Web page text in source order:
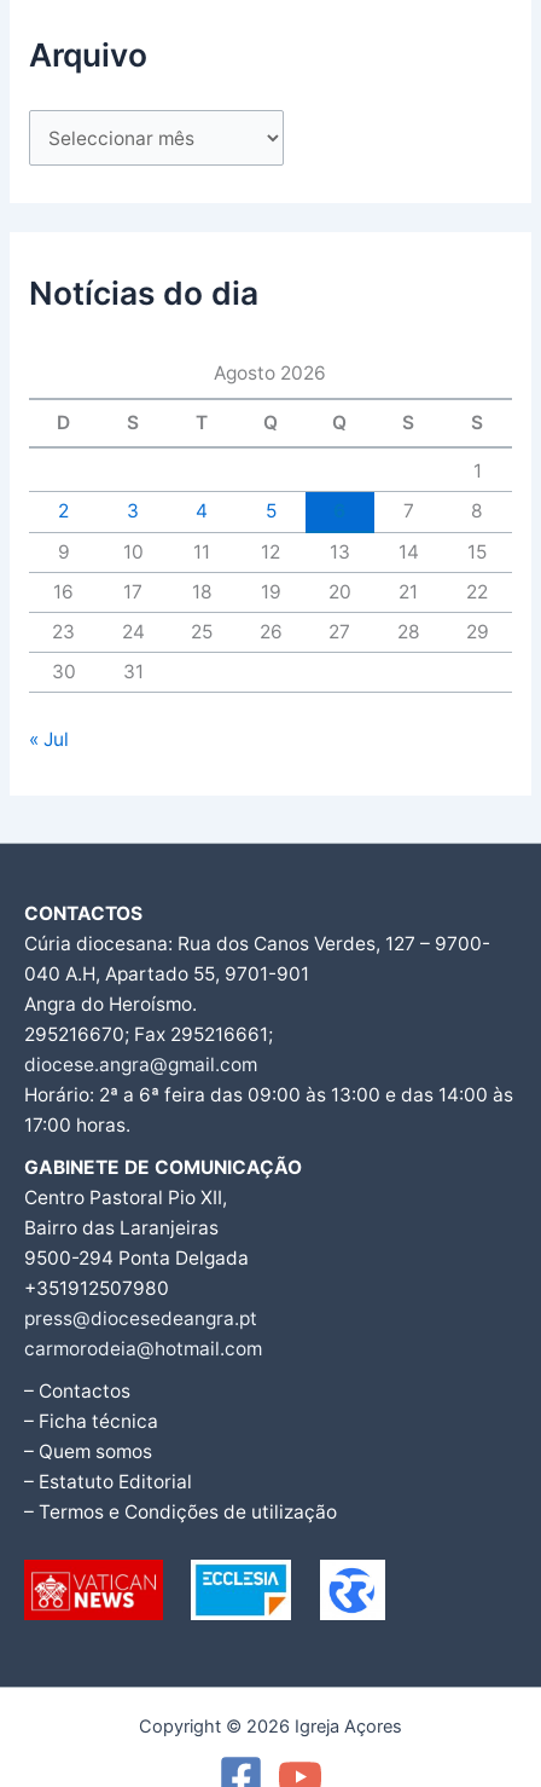
Arquivo
Notícias do dia
Agosto 2026
D S T Q Q S S
1
2
3 4 5 7
8
9
10 11 12 13 14
15
16
17 18 19 20 21
22
23
24 25 26 27 28
29
30
31
« Jul
CONTACTOS
Cúria diocesana: Rua dos Canos Verdes, 127 – 9700-
040 A.H, Apartado 55, 9701-901
Angra do Heroísmo.
295216670; Fax 295216661;
diocese.angra@gmail.com
Horário: 2ª a 6ª feira das 09:00 às 13:00 e das 14:00 às
17:00 horas.
GABINETE DE COMUNICAÇÃO
Centro Pastoral Pio XII,
Bairro das Laranjeiras
9500-294 Ponta Delgada
+351912507980
press@diocesedeangra.pt
carmorodeia@hotmail.com
– Contactos
– Ficha técnica
– Quem somos
– Estatuto Editorial
– Termos e Condições de utilização
Copyright © 2026 Igreja Açores